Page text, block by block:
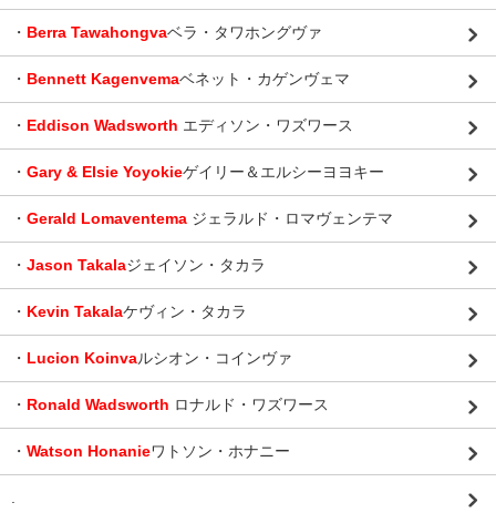
・ Berra Tawahongvaベラ・タワホングヴァ
・ Bennett Kagenvemaベネット・カゲンヴェマ
・ Eddison Wadsworth エディソン・ワズワース
・ Gary & Elsie Yoyokieゲイリー＆エルシーヨヨキー
・ Gerald Lomaventema ジェラルド・ロマヴェンテマ
・ Jason Takalaジェイソン・タカラ
・ Kevin Takalaケヴィン・タカラ
・ Lucion Koinvaルシオン・コインヴァ
・ Ronald Wadsworth ロナルド・ワズワース
・ Watson Honanieワトソン・ホナニー
.